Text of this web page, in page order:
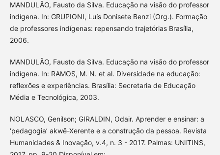
MANDULÃO, Fausto da Silva. Educação na visão do professor
indígena. In: GRUPIONI, Luís Donisete Benzi (Org.). Formação
de professores indígenas: repensando trajetórias Brasília,
2006.
MANDULÃO, Fausto da Silva. Educação na visão do professor
indígena. In: RAMOS, M. N. et al. Diversidade na educação:
reflexões e experiências. Brasília: Secretaria de Educação
Média e Tecnológica, 2003.
NOLASCO, Genilson; GIRALDIN, Odair. Aprender e ensinar: a
‘pedagogia’ akwẽ-Xerente e a construção da pessoa. Revista
Humanidades & Inovação, v.4, n. 3 - 2017. Palmas: UNITINS,